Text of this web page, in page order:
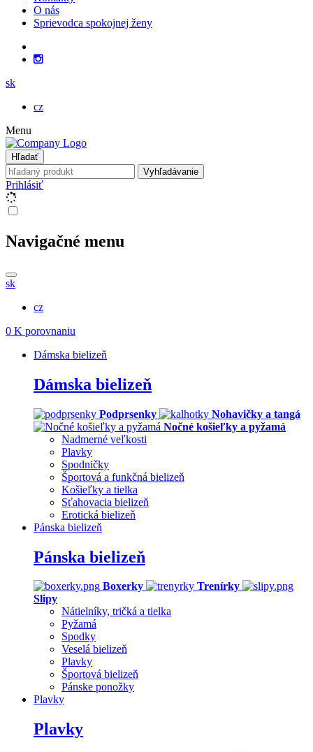
O nás
Sprievodca spokojnej ženy
sk
cz
Menu
Hľadať
Vyhľadávanie
Prihlásiť
Navigačné menu
sk
cz
0 K porovnaniu
Dámska bielizeň
Dámska bielizeň
Podprsenky
Nohavičky a tangá
Nočné košieľky a pyžamá
Nadmerné veľkosti
Plavky
Spodničky
Športová a funkčná bielizeň
Košieľky a tielka
Sťahovacia bielizeň
Erotická bielizeň
Pánska bielizeň
Pánska bielizeň
Boxerky
Trenírky
Slipy
Nátielníky, tričká a tielka
Pyžamá
Spodky
Veselá bielizeň
Plavky
Športová bielizeň
Pánske ponožky
Plavky
Plavky